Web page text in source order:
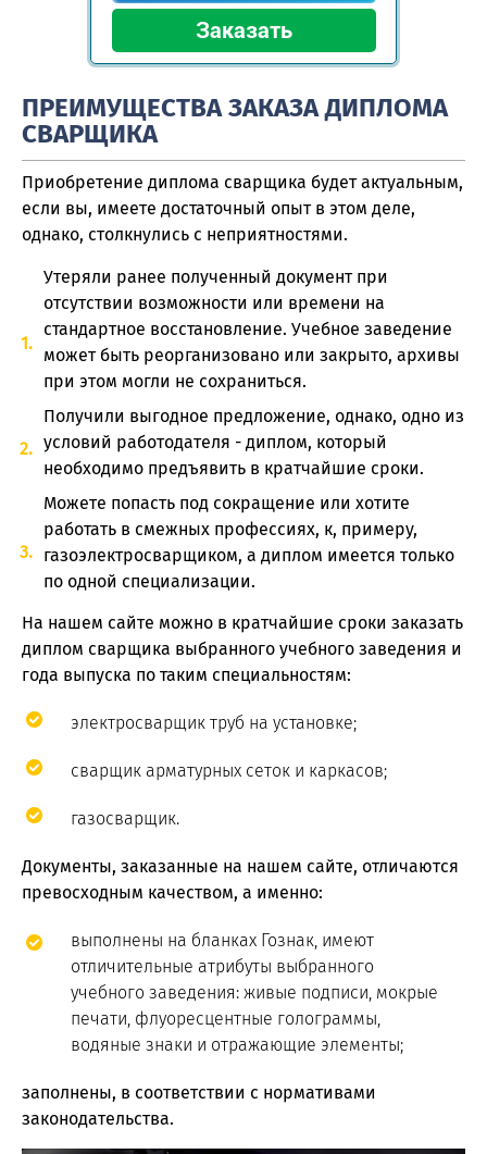
ПРЕИМУЩЕСТВА ЗАКАЗА ДИПЛОМА
СВАРЩИКА
Приобретение диплома сварщика будет актуальным,
если вы, имеете достаточный опыт в этом деле,
однако, столкнулись с неприятностями.
Утеряли ранее полученный документ при
отсутствии возможности или времени на
стандартное восстановление. Учебное заведение
может быть реорганизовано или закрыто, архивы
при этом могли не сохраниться.
Получили выгодное предложение, однако, одно из
условий работодателя - диплом, который
необходимо предъявить в кратчайшие сроки.
Можете попасть под сокращение или хотите
работать в смежных профессиях, к, примеру,
газоэлектросварщиком, а диплом имеется только
по одной специализации.
На нашем сайте можно в кратчайшие сроки заказать
диплом сварщика выбранного учебного заведения и
года выпуска по таким специальностям:
электросварщик труб на установке;
сварщик арматурных сеток и каркасов;
газосварщик.
Документы, заказанные на нашем сайте, отличаются
превосходным качеством, а именно:
выполнены на бланках Гознак, имеют
отличительные атрибуты выбранного
учебного заведения: живые подписи, мокрые
печати, флуоресцентные голограммы,
водяные знаки и отражающие элементы;
заполнены, в соответствии с нормативами
законодательства.